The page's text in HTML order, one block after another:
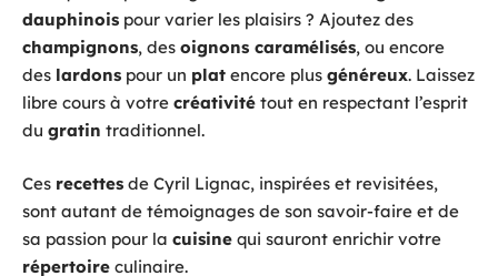
dauphinois pour varier les plaisirs ? Ajoutez des
champignons, des oignons caramélisés, ou encore
des lardons pour un plat encore plus généreux. Laissez
libre cours à votre créativité tout en respectant l’esprit
du gratin traditionnel.
Ces recettes de Cyril Lignac, inspirées et revisitées,
sont autant de témoignages de son savoir-faire et de
sa passion pour la cuisine qui sauront enrichir votre
répertoire culinaire.